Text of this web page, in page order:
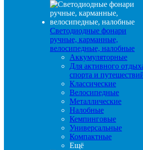
Светодиодные фонари
ручные, карманные,
велосипедные, налобные
Аккумуляторные
Для активного
спорта и
Классические
Велосипедные
Металлические
Налобные
Кемпинговые
Универсальные
Компактные
Ещё